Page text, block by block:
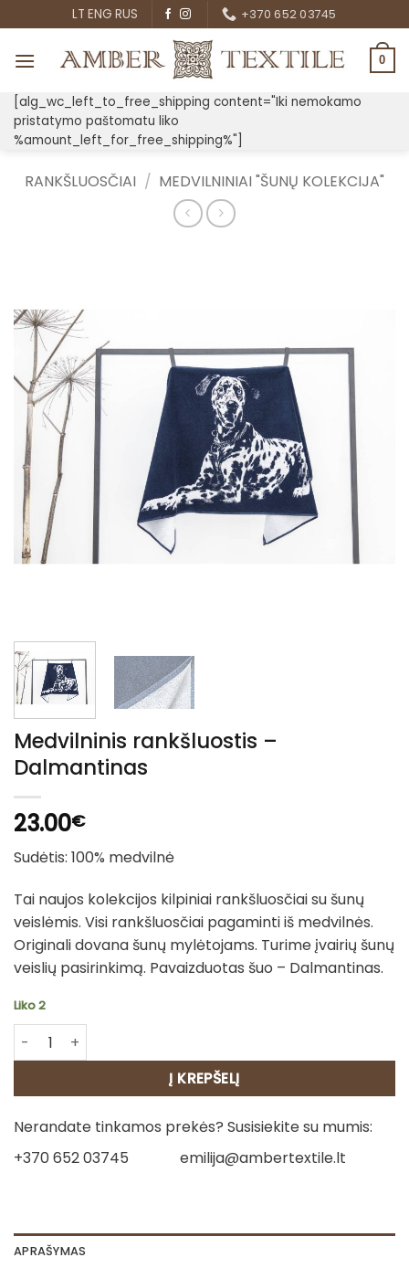
to
content
LT ENG RUS +370 652 03745
0
[alg_wc_left_to_free_shipping content="Iki nemokamo
pristatymo paštomatu liko
%amount_left_for_free_shipping%"]
RANKŠLUOSČIAI / MEDVILNINIAI "ŠUNŲ KOLEKCIJA"
Medvilninis rankšluostis –
Dalmantinas
23.00€
Sudėtis: 100% medvilnė
Tai naujos kolekcijos kilpiniai rankšluosčiai su šunų
veislėmis. Visi rankšluosčiai pagaminti iš medvilnės.
Originali dovana šunų mylėtojams. Turime įvairių šunų
veislių pasirinkimą. Pavaizduotas šuo – Dalmantinas.
Liko 2
produkto kiekis: Medvilninis rankšluostis - Dalmantinas
Į KREPŠELĮ
Nerandate tinkamos prekės? Susisiekite su mumis:
+370 652 03745
emilija@ambertextile.lt
APRAŠYMAS